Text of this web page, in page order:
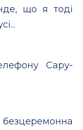
що я тоді
Сару-